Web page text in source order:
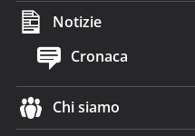
Notizie
Cronaca
Chi siamo